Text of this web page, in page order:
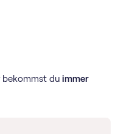
bekommst du immer